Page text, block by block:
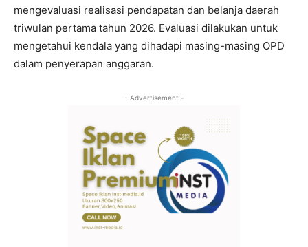
mengevaluasi realisasi pendapatan dan belanja daerah
triwulan pertama tahun 2026. Evaluasi dilakukan untuk
mengetahui kendala yang dihadapi masing-masing OPD
dalam penyerapan anggaran.
- Advertisement -